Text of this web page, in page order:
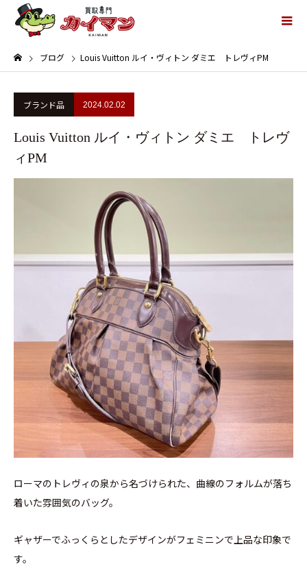
ブログ Louis Vuitton ルイ・ヴィトン ダミエ トレヴィPM
ブランド品 2024.02.02
Louis Vuitton ルイ・ヴィトン ダミエ トレヴ
ィPM
ローマのトレヴィの泉から名づけられた、曲線のフォルムが落ち
着いた雰囲気のバッグ。
ギャザーでふっくらとしたデザインがフェミニンで上品な印象で
す。